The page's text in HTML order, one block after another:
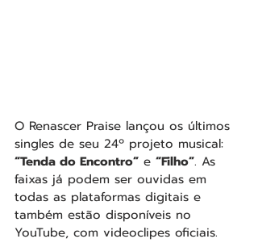
O Renascer Praise lançou os últimos
singles de seu 24º projeto musical:
“Tenda do Encontro” e “Filho”. As
faixas já podem ser ouvidas em
todas as plataformas digitais e
também estão disponíveis no
YouTube, com videoclipes oficiais.